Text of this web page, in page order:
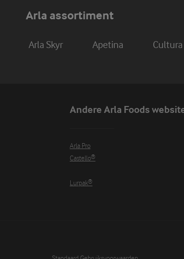
Arla assortiment
Arla Skyr Apetina Cultura
Andere Arla Foods
Arla Pro
Castello®
Lurpak®